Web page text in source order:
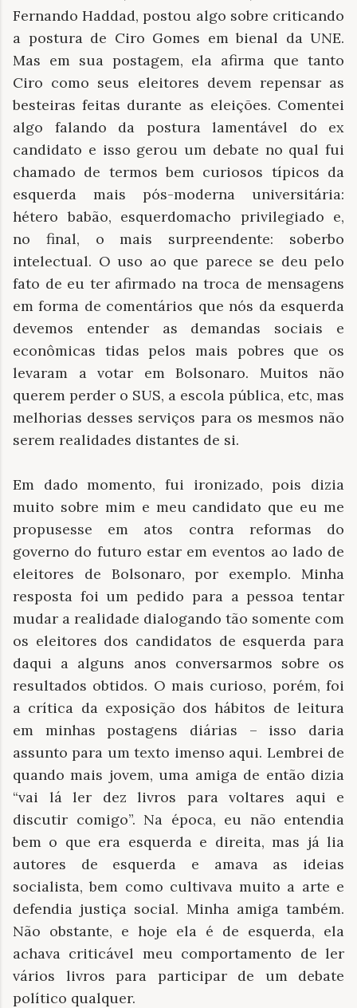
Fernando Haddad, postou algo sobre criticando
a postura de Ciro Gomes em bienal da UNE.
Mas em sua postagem, ela afirma que tanto
Ciro como seus eleitores devem repensar as
besteiras feitas durante as eleições. Comentei
algo falando da postura lamentável do ex
candidato e isso gerou um debate no qual fui
chamado de termos bem curiosos típicos da
esquerda mais pós-moderna universitária:
hétero babão, esquerdomacho privilegiado e,
no final, o mais surpreendente: soberbo
intelectual. O uso ao que parece se deu pelo
fato de eu ter afirmado na troca de mensagens
em forma de comentários que nós da esquerda
devemos entender as demandas sociais e
econômicas tidas pelos mais pobres que os
levaram a votar em Bolsonaro. Muitos não
querem perder o SUS, a escola pública, etc, mas
melhorias desses serviços para os mesmos não
serem realidades distantes de si.
Em dado momento, fui ironizado, pois dizia
muito sobre mim e meu candidato que eu me
propusesse em atos contra reformas do
governo do futuro estar em eventos ao lado de
eleitores de Bolsonaro, por exemplo. Minha
resposta foi um pedido para a pessoa tentar
mudar a realidade dialogando tão somente com
os eleitores dos candidatos de esquerda para
daqui a alguns anos conversarmos sobre os
resultados obtidos. O mais curioso, porém, foi
a crítica da exposição dos hábitos de leitura
em minhas postagens diárias – isso daria
assunto para um texto imenso aqui. Lembrei de
quando mais jovem, uma amiga de então dizia
“vai lá ler dez livros para voltares aqui e
discutir comigo”. Na época, eu não entendia
bem o que era esquerda e direita, mas já lia
autores de esquerda e amava as ideias
socialista, bem como cultivava muito a arte e
defendia justiça social. Minha amiga também.
Não obstante, e hoje ela é de esquerda, ela
achava criticável meu comportamento de ler
vários livros para participar de um debate
político qualquer.